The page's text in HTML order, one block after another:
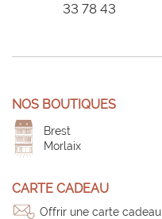
33 78 43
NOS BOUTIQUES
Brest
Morlaix
CARTE CADEAU
Offrir une carte cadeau